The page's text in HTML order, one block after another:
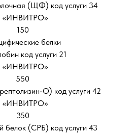
(ЩФ) код услуги 34
«ИНВИТРО»
150
белки
код услуги 21
«ИНВИТРО»
550
О) код услуги 42
«ИНВИТРО»
350
белок (СРБ) код услуги 43